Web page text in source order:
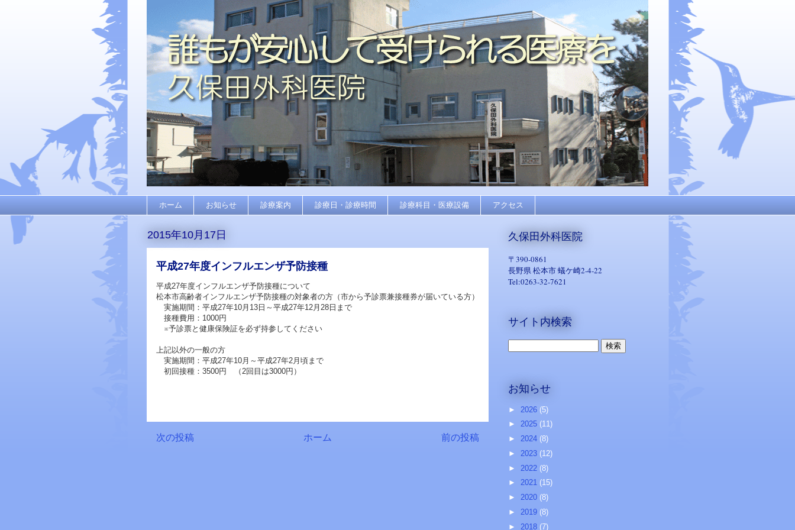
ホーム お知らせ 診療案内 診療日・診療時間 診療科目・医療設備 アクセス
2015年10月17日
平成27年度インフルエンザ予防接種
平成27年度インフルエンザ予防接種について
松本市高齢者インフルエンザ予防接種の対象者の方（市から予診票兼接種券が届いている方）
実施期間：平成27年10月13日～平成27年12月28日まで
接種費用：1000円
※予診票と健康保険証を必ず持参してください
上記以外の一般の方
実施期間：平成27年10月～平成27年2月頃まで
初回接種：3500円 （2回目は3000円）
次の投稿 前の投稿
ホーム
久保田外科医院
〒390-0861
長野県 松本市蟻ケ崎2-4-22
Tel:0263-32-7621
サイト内検索
お知らせ
► 2026 (5)
► 2025 (11)
► 2024 (8)
► 2023 (12)
► 2022 (8)
► 2021 (15)
► 2020 (8)
► 2019 (8)
► 2018 (7)